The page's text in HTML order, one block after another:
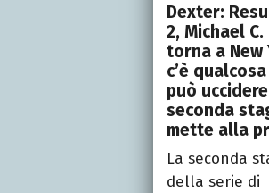
Dexter:
2, Michael
torna a New
c’è
può
seconda
mette alla
La seconda
della serie di